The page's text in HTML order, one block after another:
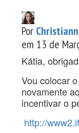
Por
em 13 de
Kátia,
Vou colocar
novamente
incentivar o
http://